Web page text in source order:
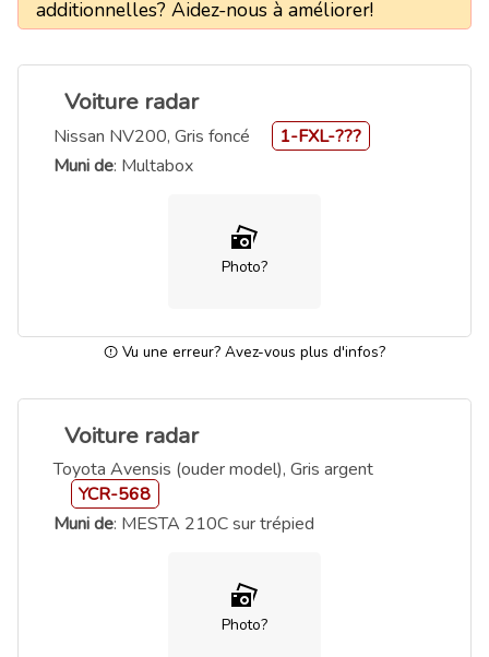
additionnelles? Aidez-nous à améliorer!
Voiture radar
Nissan NV200, Gris foncé
1-FXL-???
Muni de: Multabox
Photo?
Vu une erreur? Avez-vous plus d'infos?
Voiture radar
Toyota Avensis (ouder model), Gris argent
YCR-568
Muni de: MESTA 210C sur trépied
Photo?